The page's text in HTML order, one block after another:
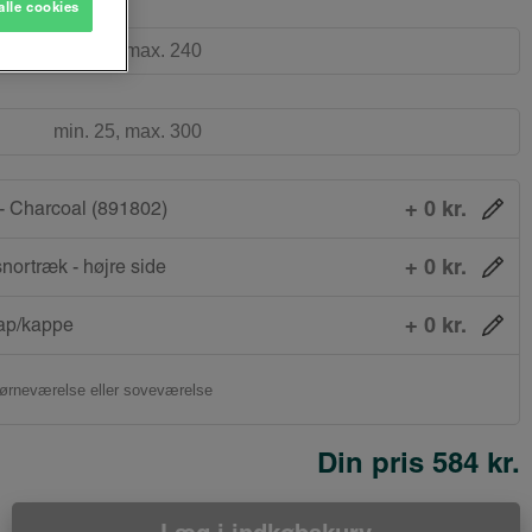
Charcoal (891802) + 0 kr.
- højre side + 0 kr.
kappe + 0 kr.
Din pris 584 kr.
cookies